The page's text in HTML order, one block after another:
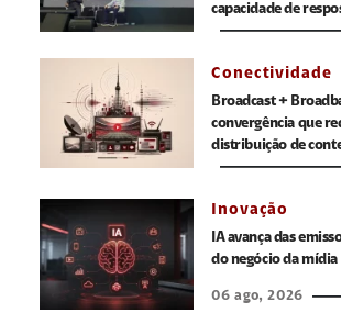
capacidade de
Conectividade
Broadcast +
convergência que
distribuição de
Inovação
IA avança das
do negócio da mídia
06 ago, 2026